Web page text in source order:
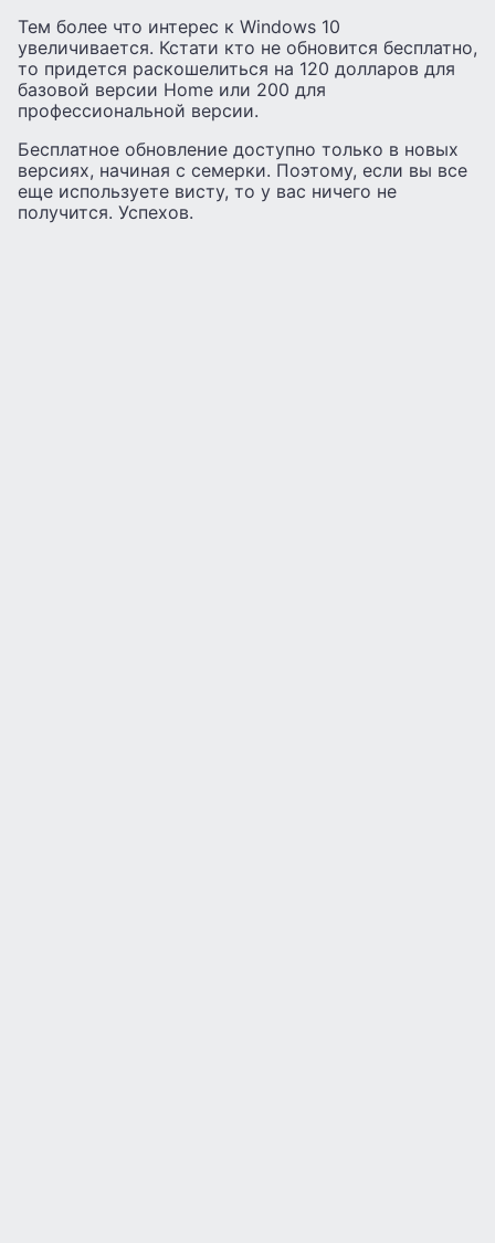
Тем более что интерес к Windows 10
увеличивается. Кстати кто не обновится бесплатно,
то придется раскошелиться на 120 долларов для
базовой версии Home или 200 для
профессиональной версии.
Бесплатное обновление доступно только в новых
версиях, начиная с семерки. Поэтому, если вы все
еще используете висту, то у вас ничего не
получится. Успехов.